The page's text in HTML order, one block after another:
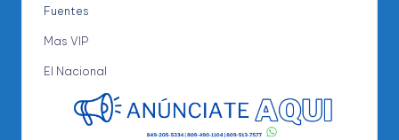
Fuentes
Mas VIP
El Nacional